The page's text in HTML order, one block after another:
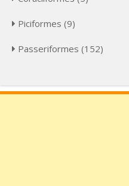
Piciformes (9)
Passeriformes (152)